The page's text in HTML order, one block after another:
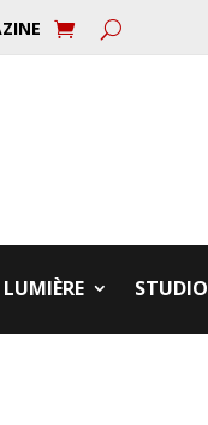
LUMIÈRE STUDIO